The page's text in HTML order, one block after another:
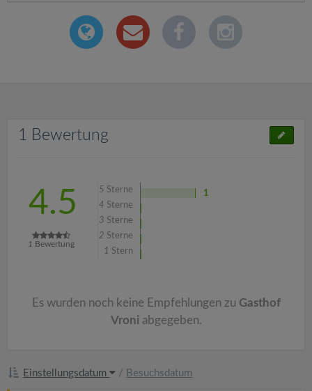
1 Bewertung
4.5
1 Bewertung
5 Sterne
1
4 Sterne
3 Sterne
2 Sterne
1 Stern
Es wurden noch keine Empfehlungen zu Gasthof
Vroni abgegeben.
Einstellungsdatum / Besuchsdatum